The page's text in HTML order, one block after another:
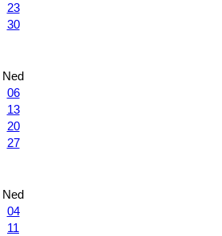
23
30
Ned
06
13
20
27
Ned
04
11